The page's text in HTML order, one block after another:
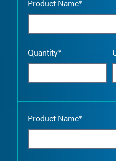
Product Name*
Quantity*
Product Name*